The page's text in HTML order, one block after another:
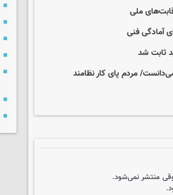
ملی
آمادگی فنی
ثابت شد
مردم پای کار نظامند
منتشر نمی‌شود.